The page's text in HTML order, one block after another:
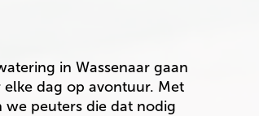
in Wassenaar gaan
dag op avontuur. Met
we peuters die dat nodig